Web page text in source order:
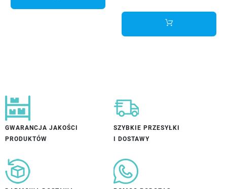
GWARANCJA JAKOŚCI
PRODUKTÓW
SZYBKIE PRZESYŁKI
I DOSTAWY